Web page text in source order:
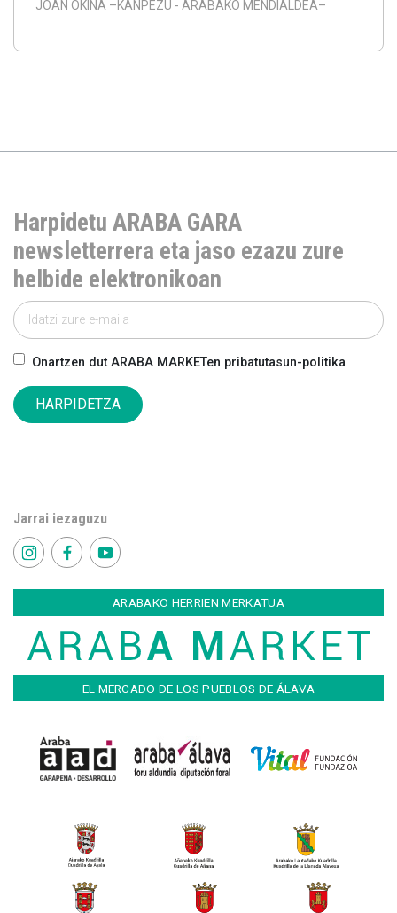
JOAN OKINA –KANPEZU - ARABAKO MENDIALDEA–
Harpidetu ARABA GARA
newsletterrera eta jaso ezazu zure
helbide elektronikoan
Onartzen dut ARABA MARKETen pribatutasun-politika
HARPIDETZA
Jarrai iezaguzu
ARABAKO HERRIEN MERKATUA
EL MERCADO DE LOS PUEBLOS DE ÁLAVA